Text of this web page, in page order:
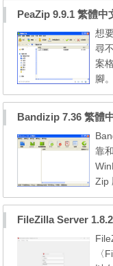
A、
H
Z、
ZIP
想
尋
案
腳
存
的
面
記
業
x
Bandizip 7.36 繁體
靠
Zip
核
容
e、
壓
FileZilla Server
〈